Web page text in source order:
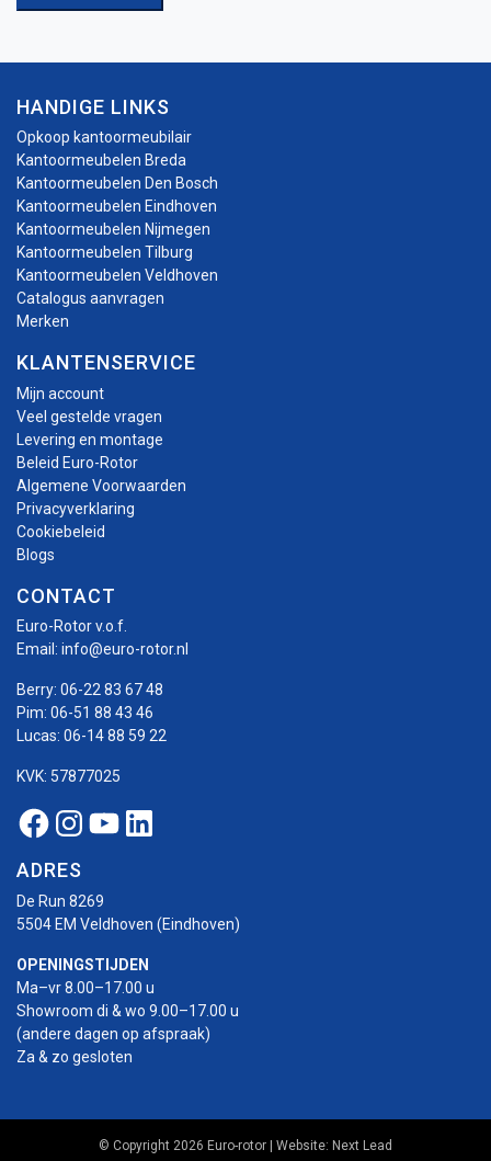
HANDIGE LINKS
Opkoop kantoormeubilair
Kantoormeubelen Breda
Kantoormeubelen Den Bosch
Kantoormeubelen Eindhoven
Kantoormeubelen Nijmegen
Kantoormeubelen Tilburg
Kantoormeubelen Veldhoven
Catalogus aanvragen
Merken
KLANTENSERVICE
Mijn account
Veel gestelde vragen
Levering en montage
Beleid Euro-Rotor
Algemene Voorwaarden
Privacyverklaring
Cookiebeleid
Blogs
CONTACT
Euro-Rotor v.o.f.
Email: info@euro-rotor.nl
Berry: 06-22 83 67 48
Pim: 06-51 88 43 46
Lucas: 06-14 88 59 22
KVK: 57877025
Facebook Euro-rotor
Instagram Euro-rotor
Youtube Euro-rotor
Linkedin Euro-rotor
ADRES
De Run 8269
5504 EM Veldhoven (Eindhoven)
OPENINGSTIJDEN
Ma–vr 8.00–17.00 u
Showroom di & wo 9.00–17.00 u
(andere dagen op afspraak)
Za & zo gesloten
© Copyright 2026 Euro-rotor | Website: Next Lead